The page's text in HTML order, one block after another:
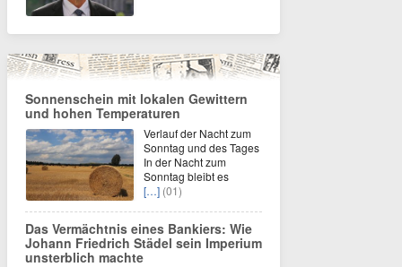
Sonnenschein mit lokalen Gewittern
und hohen Temperaturen
Verlauf der Nacht zum
Sonntag und des Tages
In der Nacht zum
Sonntag bleibt es
[…] (01)
Das Vermächtnis eines Bankiers: Wie
Johann Friedrich Städel sein Imperium
unsterblich machte